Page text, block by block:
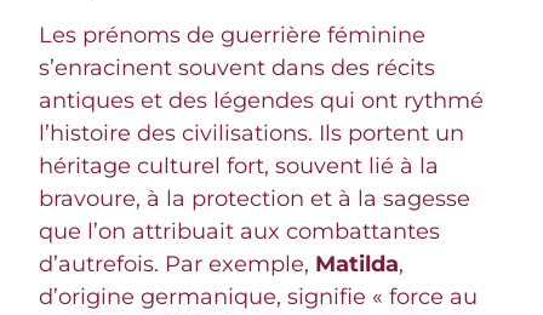
Les prénoms de guerrière féminine
s’enracinent souvent dans des récits
antiques et des légendes qui ont rythmé
l’histoire des civilisations. Ils portent un
héritage culturel fort, souvent lié à la
bravoure, à la protection et à la sagesse
que l’on attribuait aux combattantes
d’autrefois. Par exemple, Matilda,
d’origine germanique, signifie « force au